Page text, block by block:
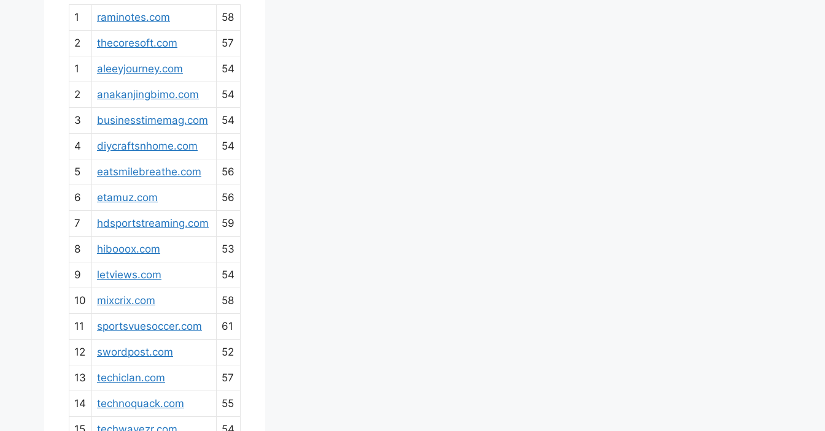
1 raminotes.com 58
2 thecoresoft.com 57
1 aleeyjourney.com 54
2 anakanjingbimo.com 54
3 businesstimemag.com 54
4 diycraftsnhome.com 54
5 eatsmilebreathe.com 56
6 etamuz.com 56
7 hdsportstreaming.com 59
8 hibooox.com 53
9 letviews.com 54
10 mixcrix.com 58
11 sportsvuesoccer.com 61
12 swordpost.com 52
13 techiclan.com 57
14 technoquack.com 55